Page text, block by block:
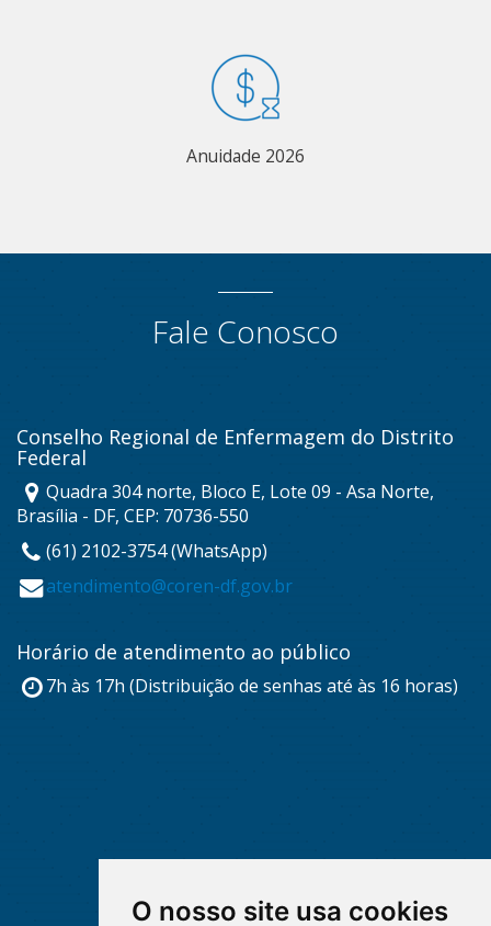
O nosso site usa cookies
Anuidade 2026
Fale Conosco
Conselho Regional de Enfermagem do Distrito
Federal
Quadra 304 norte, Bloco E, Lote 09 - Asa Norte,
Brasília - DF, CEP: 70736-550
(61) 2102-3754 (WhatsApp)
atendimento@coren-df.gov.br
Horário de atendimento ao público
7h às 17h (Distribuição de senhas até às 16 horas)